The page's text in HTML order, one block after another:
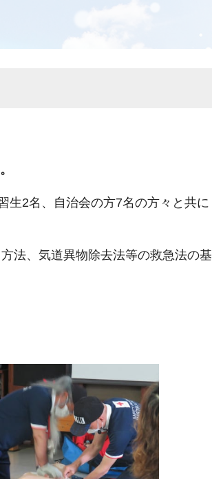
生2名、自治会の方7名の方々と共に
法、気道異物除去法等の救急法の基